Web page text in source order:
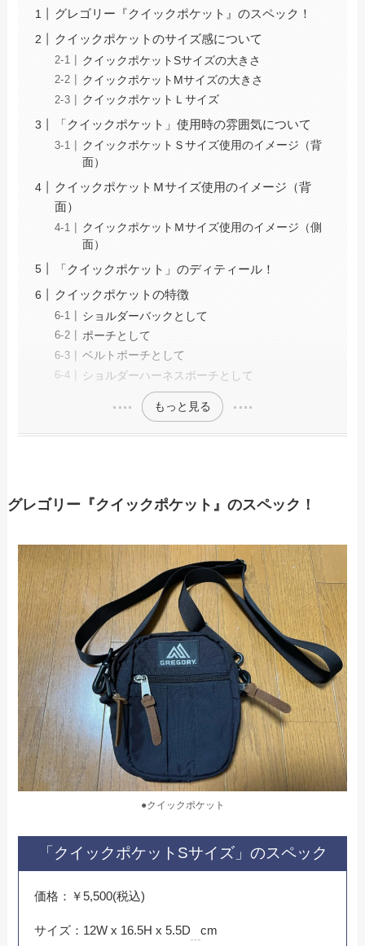
グレゴリー『クイックポケット』のスペック！
クイックポケットのサイズ感について
クイックポケットSサイズの大きさ
クイックポケットMサイズの大きさ
クイックポケットＬサイズ
「クイックポケット」使用時の雰囲気について
クイックポケットＳサイズ使用のイメージ（背
面）
クイックポケットＭサイズ使用のイメージ（背
面）
クイックポケットＭサイズ使用のイメージ（側
面）
「クイックポケット」のディティール！
クイックポケットの特徴
ショルダーバックとして
ポーチとして
ベルトポーチとして
ショルダーハーネスポーチとして
もっと見る
グレゴリー『クイックポケット』のスペック！
●クイックポケット
「クイックポケットSサイズ」のスペック
価格：￥5,500(税込)
サイズ：12W x 16.5H x 5.5D cm